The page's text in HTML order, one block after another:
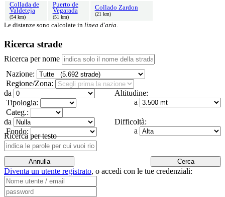
Collada de
Valdeteja
(54 km)
Puerto de
Vegarada
(51 km)
Collado Zardon
(21 km)
Le distanze sono calcolate in linea d'aria.
Ricerca strade
Ricerca per nome
Nazione:
Regione/Zona:
Altitudine:
da
a
Tipologia:
Categ.:
Difficoltà:
da
a
Fondo:
Ricerca per testo
Diventa un utente registrato, o accedi con le tue credenziali: